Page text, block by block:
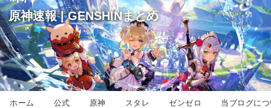
原神速報 | GENSHINまとめ
ホーム 公式 原神 スタレ ゼンゼロ 当ブログに